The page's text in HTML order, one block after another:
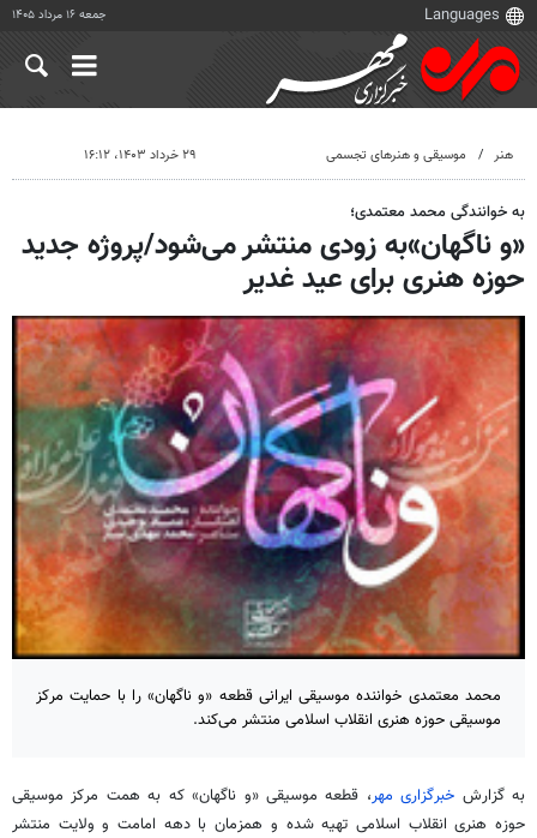
جمعه ۱۶ مرداد ۱۴۰۵
هنر موسیقی و هنرهای تجسمی ۲۹ خرداد ۱۴۰۳، ۱۶:۱۲
به خوانندگی محمد معتمدی؛
«و ناگهان»به زودی منتشر می‌شود/پروژه جدید
حوزه هنری برای عید غدیر
محمد معتمدی خواننده موسیقی ایرانی قطعه «و ناگهان» را با حمایت مرکز
موسیقی حوزه هنری انقلاب اسلامی منتشر می‌کند.
به گزارش خبرگزاری مهر، قطعه موسیقی «و ناگهان» که به همت مرکز موسیقی
حوزه هنری انقلاب اسلامی تهیه شده و همزمان با دهه امامت و ولایت منتشر